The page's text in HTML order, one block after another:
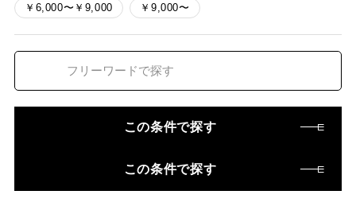
￥6,000〜￥9,000 ￥9,000〜
この条件で探す
この条件で探す